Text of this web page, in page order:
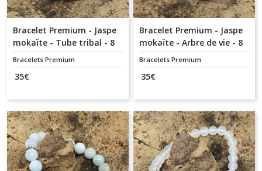
Bracelet Premium - Jaspe
mokaïte - Tube tribal - 8
mm
Bracelets Premium
35€
Bracelet Premium - Jaspe
mokaïte - Arbre de vie - 8
mm
Bracelets Premium
35€